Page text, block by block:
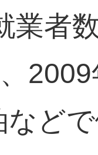
業者
など